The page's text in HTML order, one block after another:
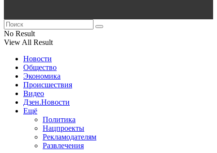
No Result
View All Result
Новости
Общество
Экономика
Происшествия
Видео
Дзен.Новости
Ещё
Политика
Нацпроекты
Рекламодателям
Развлечения